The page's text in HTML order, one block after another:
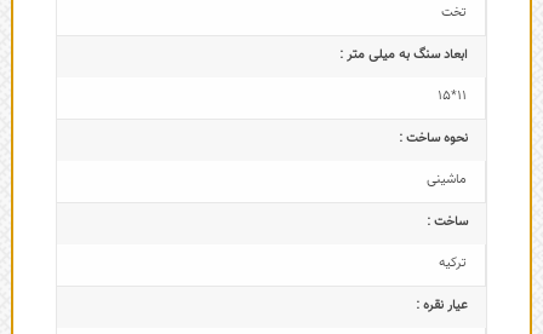
تخت
ابعاد سنگ به میلی متر :
11*15
نحوه ساخت :
ماشینی
ساخت :
ترکیه
عیار نقره :